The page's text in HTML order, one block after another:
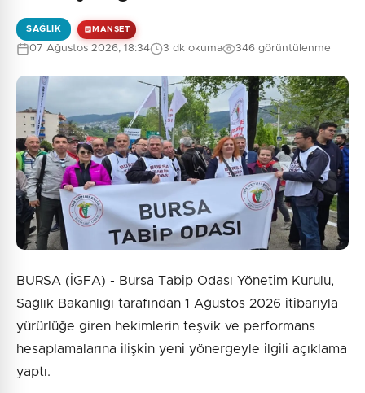
Güvenlik Sorusu:
7 + 3 = ?
Gönder
SAĞLIK MANŞET
07 Ağustos 2026, 18:34 3 dk okuma 346 görüntülenme
BURSA (İGFA) - Bursa Tabip Odası Yönetim Kurulu,
Sağlık Bakanlığı tarafından 1 Ağustos 2026 itibarıyla
yürürlüğe giren hekimlerin teşvik ve performans
hesaplamalarına ilişkin yeni yönergeyle ilgili açıklama
yaptı.